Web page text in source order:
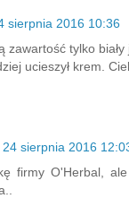
sierpnia 2016 10:36
zawartość tylko
ucieszył krem.
24 sierpnia 2016
firmy O'Herbal,